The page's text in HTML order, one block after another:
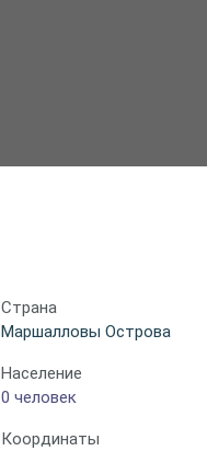
Страна
Маршалловы Острова
Население
0 человек
Координаты